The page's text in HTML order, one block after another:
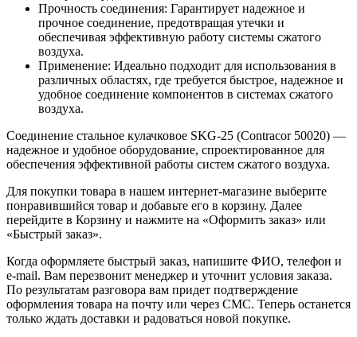
Прочность соединения: Гарантирует надежное и
прочное соединение, предотвращая утечки и
обеспечивая эффективную работу системы сжатого
воздуха.
Применение: Идеально подходит для использования в
различных областях, где требуется быстрое, надежное и
удобное соединение компонентов в системах сжатого
воздуха.
Соединение стальное кулачковое SKG-25 (Contracor 50020) —
надежное и удобное оборудование, спроектированное для
обеспечения эффективной работы систем сжатого воздуха.
Для покупки товара в нашем интернет-магазине выберите
понравившийся товар и добавьте его в корзину. Далее
перейдите в Корзину и нажмите на «Оформить заказ» или
«Быстрый заказ».
Когда оформляете быстрый заказ, напишите ФИО, телефон и
e-mail. Вам перезвонит менеджер и уточнит условия заказа.
По результатам разговора вам придет подтверждение
оформления товара на почту или через СМС. Теперь останется
только ждать доставки и радоваться новой покупке.